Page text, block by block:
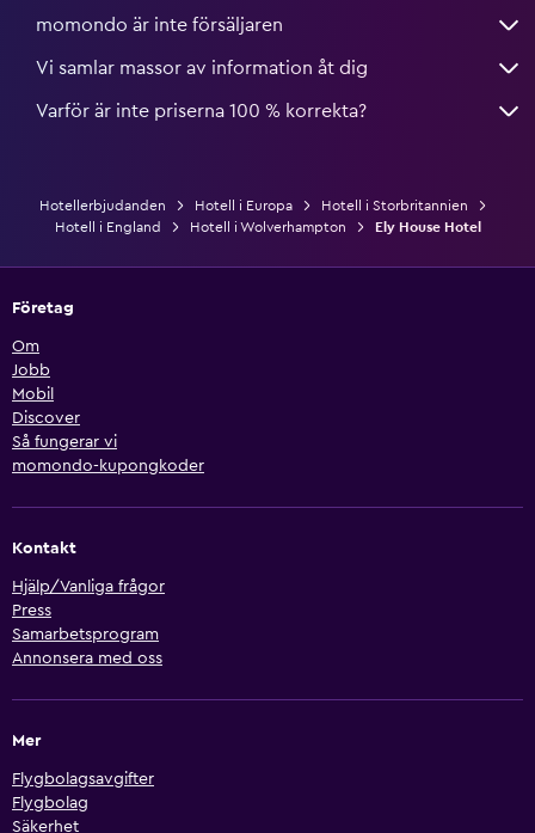
momondo är inte försäljaren
Vi samlar massor av information åt dig
Varför är inte priserna 100 % korrekta?
Hotellerbjudanden Hotell i Europa
Hotell i Storbritannien
Hotell i England
Hotell i Wolverhampton Ely House Hotel
Företag
Om
Jobb
Mobil
Discover
Så fungerar vi
momondo-kupongkoder
Kontakt
Hjälp/Vanliga frågor
Press
Samarbetsprogram
Annonsera med oss
Mer
Flygbolagsavgifter
Flygbolag
Säkerhet